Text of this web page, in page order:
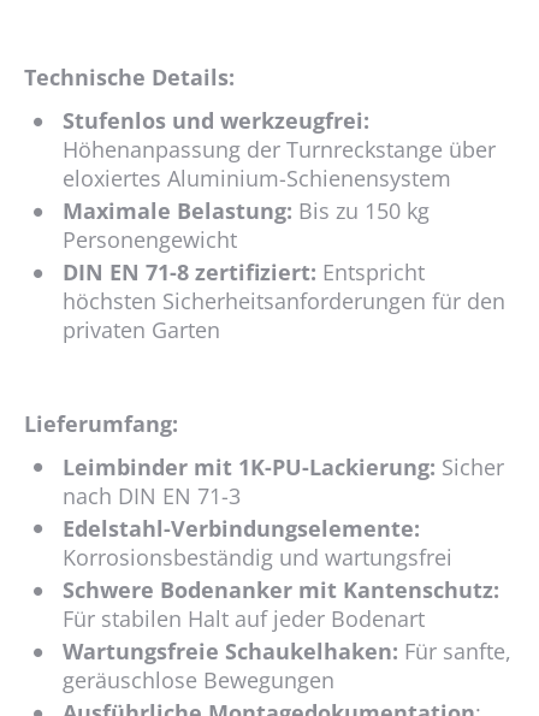
Technische Details:
Stufenlos und werkzeugfrei:
Höhenanpassung der Turnreckstange über
eloxiertes Aluminium-Schienensystem
Maximale Belastung: Bis zu 150 kg
Personengewicht
DIN EN 71-8 zertifiziert: Entspricht
höchsten Sicherheitsanforderungen für den
privaten Garten
Lieferumfang:
Leimbinder mit 1K-PU-Lackierung: Sicher
nach DIN EN 71-3
Edelstahl-Verbindungselemente:
Korrosionsbeständig und wartungsfrei
Schwere Bodenanker mit Kantenschutz:
Für stabilen Halt auf jeder Bodenart
Wartungsfreie Schaukelhaken: Für sanfte,
geräuschlose Bewegungen